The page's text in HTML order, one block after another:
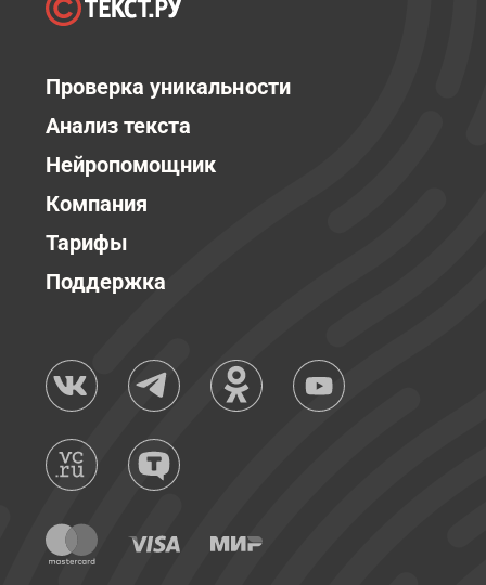
Проверка уникальности
Анализ текста
Нейропомощник
Компания
Тарифы
Поддержка